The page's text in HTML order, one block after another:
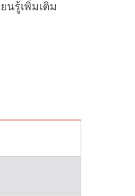
รู้เพิ่มเติม